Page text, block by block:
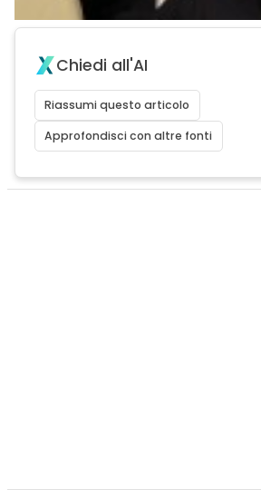
Chiedi all'AI
Riassumi questo articolo
Approfondisci con altre fonti